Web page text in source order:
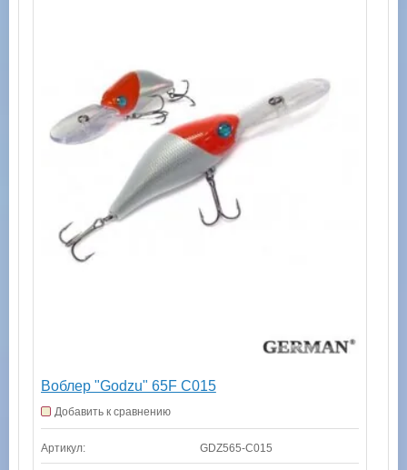
Воблер "Godzu" 65F C015
Добавить к сравнению
Артикул: GDZ565-C015